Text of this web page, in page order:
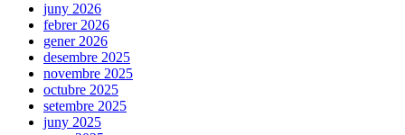
juny 2026
febrer 2026
gener 2026
desembre 2025
novembre 2025
octubre 2025
setembre 2025
juny 2025